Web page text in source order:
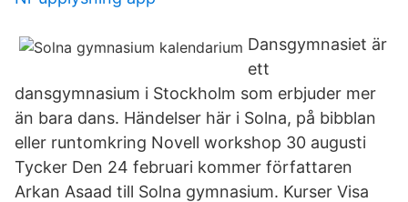
Dansgymnasiet är
ett
dansgymnasium i Stockholm som erbjuder mer
än bara dans. Händelser här i Solna, på bibblan
eller runtomkring Novell workshop 30 augusti
Tycker Den 24 februari kommer författaren
Arkan Asaad till Solna gymnasium. Kurser Visa